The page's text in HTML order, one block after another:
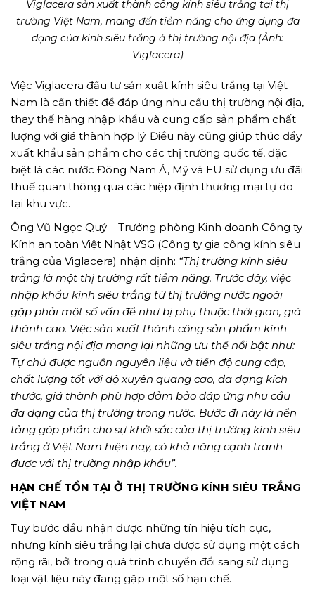
Viglacera sản xuất thành công kính siêu trắng tại thị
trường Việt Nam, mang đến tiềm năng cho ứng dụng đa
dạng của kính siêu trắng ở thị trường nội địa (Ảnh:
Viglacera)
Việc Viglacera đầu tư sản xuất kính siêu trắng tại Việt
Nam là cần thiết để đáp ứng nhu cầu thị trường nội địa,
thay thế hàng nhập khẩu và cung cấp sản phẩm chất
lượng với giá thành hợp lý. Điều này cũng giúp thúc đẩy
xuất khẩu sản phẩm cho các thị trường quốc tế, đặc
biệt là các nước Đông Nam Á, Mỹ và EU sử dụng ưu đãi
thuế quan thông qua các hiệp định thương mại tự do
tại khu vực.
Ông Vũ Ngọc Quý – Trưởng phòng Kinh doanh Công ty
Kính an toàn Việt Nhật VSG (Công ty gia công kính siêu
trắng của Viglacera) nhận định: “Thị trường kính siêu
trắng là một thị trường rất tiềm năng. Trước đây, việc
nhập khẩu kính siêu trắng từ thị trường nước ngoài
gặp phải một số vấn đề như bị phụ thuộc thời gian, giá
thành cao. Việc sản xuất thành công sản phẩm kính
siêu trắng nội địa mang lại những ưu thế nổi bật như:
Tự chủ được nguồn nguyên liệu và tiến độ cung cấp,
chất lượng tốt với độ xuyên quang cao, đa dạng kích
thước, giá thành phù hợp đảm bảo đáp ứng nhu cầu
đa dạng của thị trường trong nước. Bước đi này là nền
tảng góp phần cho sự khởi sắc của thị trường kính siêu
trắng ở Việt Nam hiện nay, có khả năng cạnh tranh
được với thị trường nhập khẩu”.
HẠN CHẾ TỒN TẠI Ở THỊ TRƯỜNG KÍNH SIÊU TRẮNG
VIỆT NAM
Tuy bước đầu nhận được những tín hiệu tích cực,
nhưng kính siêu trắng lại chưa được sử dụng một cách
rộng rãi, bởi trong quá trình chuyển đổi sang sử dụng
loại vật liệu này đang gặp một số hạn chế.